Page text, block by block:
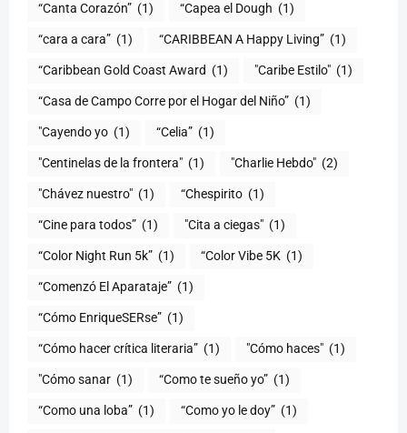
“Canta Corazón” (1) “Capea el Dough (1)
“cara a cara” (1) “CARIBBEAN A Happy Living” (1)
(1) "Caribe Estilo" (1)
“Casa de Campo Corre por el Hogar del Niño” (1)
"Cayendo yo (1) (1)
"Centinelas de la frontera" (1) "Charlie Hebdo" (2)
"Chávez nuestro" (1) “Chespirito (1)
“Cine para todos” (1) "Cita a ciegas" (1)
“Color Night Run 5k” (1) “Color Vibe 5K (1)
“Comenzó El Aparataje” (1)
“Cómo EnriqueSERse” (1)
(1) "Cómo haces" (1)
"Cómo sanar (1) “Como te sueño yo” (1)
“Como una loba” (1) “Como yo le doy” (1)